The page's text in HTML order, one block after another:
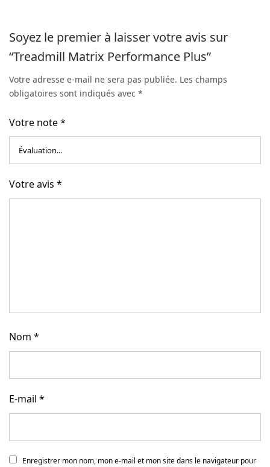
Soyez le premier à laisser votre avis sur
“Treadmill Matrix Performance Plus”
Votre adresse e-mail ne sera pas publiée. Les champs
obligatoires sont indiqués avec*
Votre note*
Votre avis*
Nom*
E-mail*
Enregistrer mon nom, mon e-mail et mon site dans le navigateur pour